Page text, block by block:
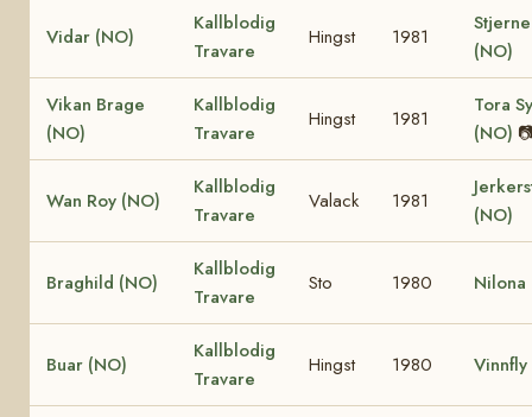
Vidar (NO)
Kallblodig
Travare
Hingst 1981
(NO)
Vikan Brage
(NO)
Kallblodig
Travare
Hingst 1981
Tora
(NO)
Wan Roy (NO)
Kallblodig
Travare
Valack 1981
(NO)
Braghild (NO)
Kallblodig
Travare
Sto 1980 Nilona
Buar (NO)
Kallblodig
Travare
Hingst 1980